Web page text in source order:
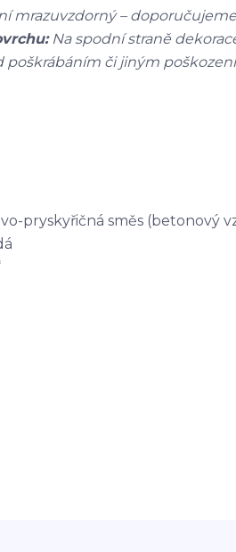
mrazuvzdorný –
Na spodní straně
poškrábáním či jiným
pryskyřičná směs (betonový